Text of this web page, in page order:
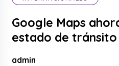
Google Maps
estado de tránsito
admin